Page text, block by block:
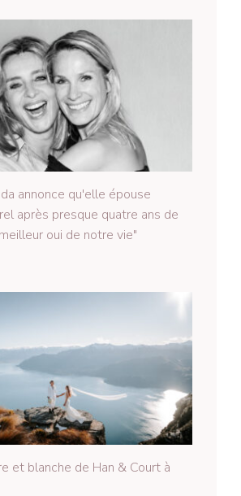
annonce qu'elle épouse
après presque quatre ans de
oui de notre vie"
et blanche de Han & Court à